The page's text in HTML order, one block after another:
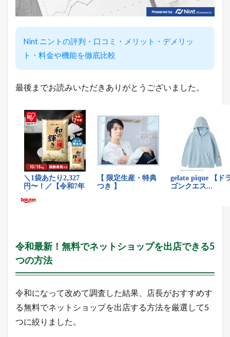
の
教
が
こ
こ
に
書
い
「
裏
ザ
」
を
L
N
配
信
中
！
2
本
日
の
楽
Nint ニントの評判・口コミ・メリット・デメリッ
ト・料金や機能を徹底比較
最後までお読みいただきありがとうございました。
令和最新！無料でネットショップを出店できる5
つの方法
令和になって改めて調査した結果、店長がおすすめす
る無料でネットショップを出店する方法を厳選して5
つに絞りました。